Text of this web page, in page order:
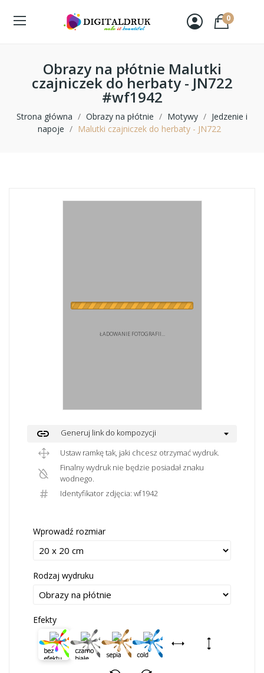
0
Obrazy na płótnie Malutki
czajniczek do herbaty - JN722
#wf1942
Strona główna Obrazy na płótnie Motywy
Jedzenie i
napoje
Malutki czajniczek do herbaty - JN722
ŁADOWANIE FOTOGRAFII...
link
Generuj link do kompozycji
Ustaw ramkę tak, jaki chcesz otrzymać wydruk.
Finalny wydruk nie będzie posiadał znaku
wodnego.
Identyfikator zdjęcia: wf1942
Wprowadź rozmiar
Rodzaj wydruku
Efekty